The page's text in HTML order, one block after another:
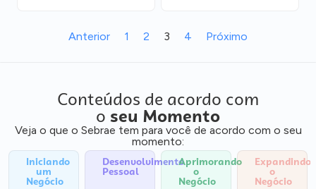
Anterior 1 2 3 4 Próximo
Conteúdos de acordo com
o seu Momento
Veja o que o Sebrae tem para você de acordo com o seu
momento:
Iniciando
um
Negócio
Desenvolvimento
Pessoal
Aprimorando
o
Negócio
Expandindo
o
Negócio